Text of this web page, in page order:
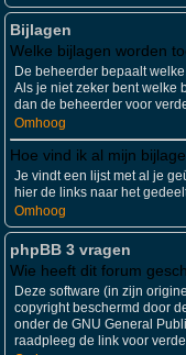
Bijlagen
Welke bijlagen worden
De beheerder bepaalt
Als je niet zeker bent welke
dan de beheerder voor
Omhoog
Hoe vind ik al mijn
Je vindt een lijst met al je
hier de links naar het
Omhoog
phpBB 3 vragen
Wie heeft dit forum
Deze software (in zijn
copyright beschermd door
onder de GNU General
raadpleeg de link voor